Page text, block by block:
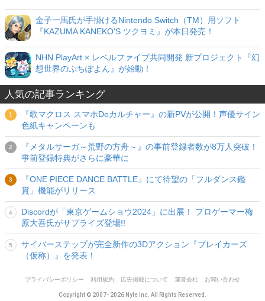
金子一馬氏が手掛けるNintendo Switch（TM）用ソフト
『KAZUMA KANEKO'S ツクヨミ』が本日発売！
NHN PlayArt × レベルファイブ共同開発 新プロジェクト『幻
想世界のぷちぽよん』が始動！
人気の記事ランキング
『歌マクロス スマホDeカルチャー』の新PVが公開！声優サイン
色紙キャンペーンも
『メタルサーガ～荒野の方舟～』の事前登録者数が8万人突破！
事前登録特典がさらに豪華に
『ONE PIECE DANCE BATTLE』にて待望の「フルダンス鑑
賞」機能がリリース
Discordが「東京ゲームショウ2024」に出展！ プロゲーマー梅
原大吾氏がサプライズ登場!!
サイバーステップが完全新作の3Dアクション『ブレイカーズ
（仮称）』を発表！
プライバシーポリシー 利用規約 広告掲載について 運営会社 お問い合わせ
Copyright © 2007- 2026 Nyle Inc. All Rights Reserved.